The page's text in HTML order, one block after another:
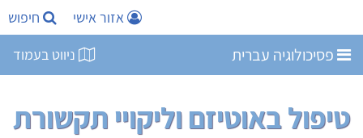
אזור אישי חיפוש
פסיכולוגיה עברית ניווט בעמוד
טיפול באוטיזם וליקויי תקשורת